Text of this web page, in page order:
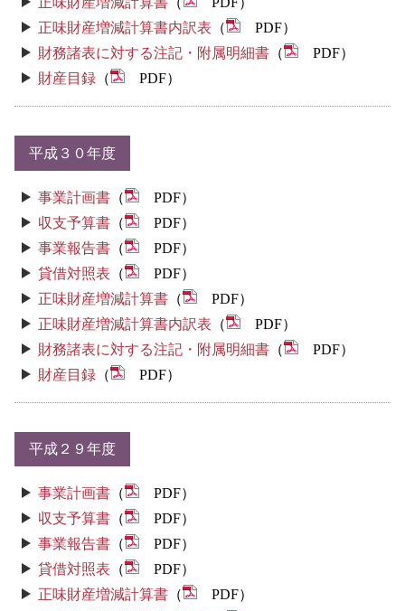
正味財産増減計算書内訳表 （
PDF）
財務諸表に対する注記・附属明細書 （
PDF）
財産目録 （ PDF）
平成３０年度
事業計画書 （
PDF）
収支予算書 （
PDF）
事業報告書 （
PDF）
貸借対照表 （
PDF）
正味財産増減計算書 （
PDF）
正味財産増減計算書内訳表 （
PDF）
財務諸表に対する注記・附属明細書 （
PDF）
財産目録 （ PDF）
平成２９年度
事業計画書 （
PDF）
収支予算書 （
PDF）
事業報告書 （
PDF）
貸借対照表 （
PDF）
正味財産増減計算書 （
PDF）